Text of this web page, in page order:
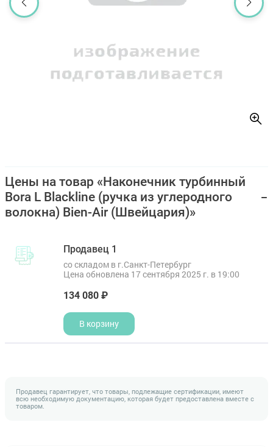
Цены на товар «Наконечник турбинный
Bora L Blackline (ручка из углеродного
волокна) Bien-Air (Швейцария)»
Продавец 1
со складом в г.Санкт-Петербург
Цена обновлена 17 сентября 2025 г. в 19:00
134 080 ₽
В корзину
Продавец гарантирует, что товары, подлежащие сертификации, имеют
всю необходимую документацию, которая будет предоставлена вместе с
товаром.